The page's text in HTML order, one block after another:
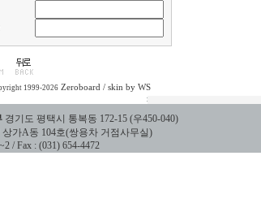
1999-2026 Zeroboard / skin by WS
경기도 평택시 통복동 172-15 (우450-040)
동 104호(쌍용차 거점사무실)
/ Fax : (031) 654-4472